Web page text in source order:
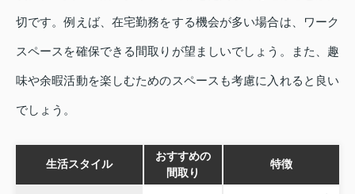
切です。例えば、在宅勤務をする機会が多い場合は、ワーク
スペースを確保できる間取りが望ましいでしょう。また、趣
味や余暇活動を楽しむためのスペースも考慮に入れると良い
でしょう。
生活スタイル
おすすめの
間取り
特徴